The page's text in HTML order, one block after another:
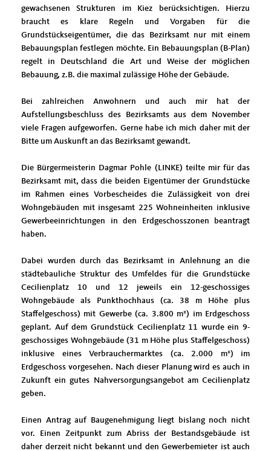
gewachsenen Strukturen im Kiez berücksichtigen. Hierzu
braucht es klare Regeln und Vorgaben für die
Grundstückseigentümer, die das Bezirksamt nur mit einem
Bebauungsplan festlegen möchte. Ein Bebauungsplan (B-Plan)
regelt in Deutschland die Art und Weise der möglichen
Bebauung, z.B. die maximal zulässige Höhe der Gebäude.
Bei zahlreichen Anwohnern und auch mir hat der
Aufstellungsbeschluss des Bezirksamts aus dem November
viele Fragen aufgeworfen. Gerne habe ich mich daher mit der
Bitte um Auskunft an das Bezirksamt gewandt.
Die Bürgermeisterin Dagmar Pohle (LINKE) teilte mir für das
Bezirksamt mit, dass die beiden Eigentümer der Grundstücke
im Rahmen eines Vorbescheides die Zulässigkeit von drei
Wohngebäuden mit insgesamt 225 Wohneinheiten inklusive
Gewerbeeinrichtungen in den Erdgeschosszonen beantragt
haben.
Dabei wurden durch das Bezirksamt in Anlehnung an die
städtebauliche Struktur des Umfeldes für die Grundstücke
Cecilienplatz 10 und 12 jeweils ein 12-geschossiges
Wohngebäude als Punkthochhaus (ca. 38 m Höhe plus
Staffelgeschoss) mit Gewerbe (ca. 3.800 m²) im Erdgeschoss
geplant. Auf dem Grundstück Cecilienplatz 11 wurde ein 9-
geschossiges Wohngebäude (31 m Höhe plus Staffelgeschoss)
inklusive eines Verbrauchermarktes (ca. 2.000 m²) im
Erdgeschoss vorgesehen. Nach dieser Planung wird es auch in
Zukunft ein gutes Nahversorgungsangebot am Cecilienplatz
geben.
Einen Antrag auf Baugenehmigung liegt bislang noch nicht
vor. Einen Zeitpunkt zum Abriss der Bestandsgebäude ist
daher derzeit nicht bekannt und den Gewerbemieter ist auch